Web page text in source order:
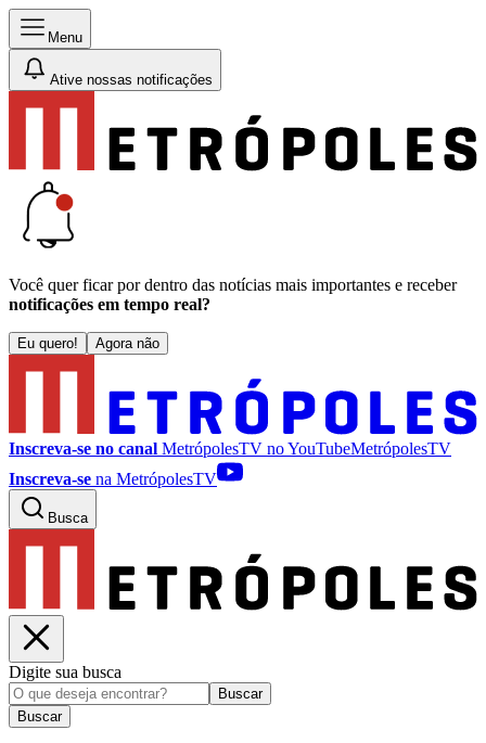
Menu
Ative nossas notificações
Você quer ficar por dentro das notícias mais importantes e receber
notificações em tempo real?
Eu quero! Agora não
Inscreva-se no canal MetrópolesTV noYouTubeMetrópolesTV
Inscreva-se na MetrópolesTV
Busca
Digite sua busca
Buscar
Buscar